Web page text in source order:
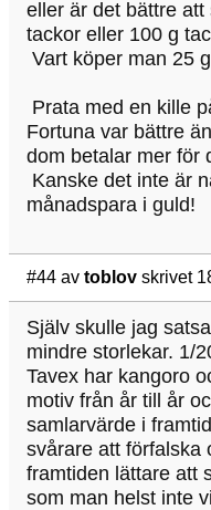
eller är det bättre
tackor eller 100 g
Vart köper man 25
Prata med en kille
Fortuna var bättre
dom betalar mer för
Kanske det inte är
månadspara i guld!
#44 av toblov skrivet
Själv skulle jag
mindre storlekar. 1/
Tavex har kangoro
motiv från år till år
samlarvärde i
svårare att förfalska
framtiden lättare att
som man helst inte